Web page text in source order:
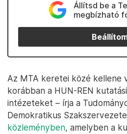
Állítsd be a
megbízható
Az MTA keretei közé kellene
korábban a HUN-REN
intézeteket – írja a
Demokratikus
közleményben, amelyben a